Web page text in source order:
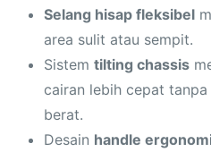
Selang hisap fleksibel
area sulit atau sempit.
Sistemtilting chassis
cairan lebih cepat
berat.
Desain handle